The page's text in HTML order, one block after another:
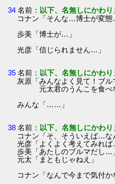
34 名前： 以下、名無しにかわ
コナン「そんな…博士が変態
歩美「博士が…」
光彦「信じられません…」
35 名前： 以下、名無しにかわ
灰原「みんなよく見て！ブ
元太君のうんこを食べな
みんな「……」
38 名前： 以下、名無しにかわ
コナン「そ、そういえば…な
光彦「よくよく考えてみれば
歩美「あたしのブルマだし…
元太「まともじゃねえ」
コナン「なんで今まで気付か